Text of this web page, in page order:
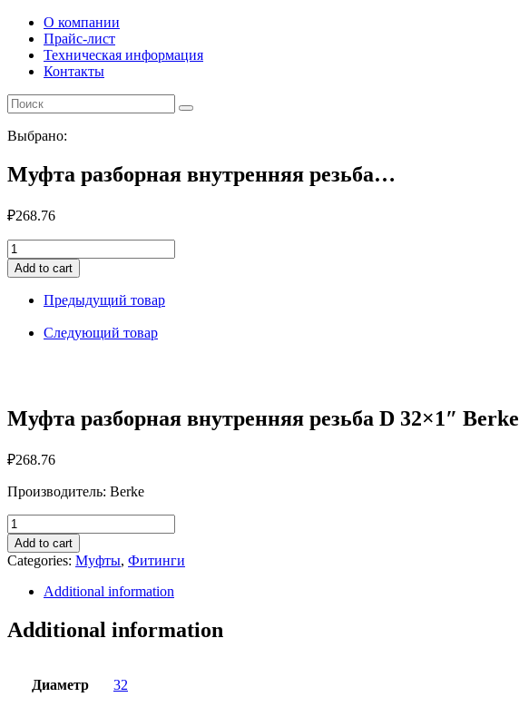
О компании
Прайс-лист
Техническая информация
Контакты
Выбрано:
Муфта разборная внутренняя резьба…
₽268.76
Муфта
разборная
внутренняя
резьба
32x1"
Add to cart
Предыдущий товар
Следующий товар
Муфта разборная внутренняя резьба D 32×1″ Berke
₽268.76
Производитель: Berke
Муфта
разборная
внутренняя
резьба
Berke
quantity
Add to cart
Categories: Муфты, Фитинги
Additional information
Additional information
Диаметр 32